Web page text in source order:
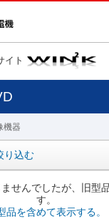
イト
機器
り込む
せんでしたが、旧型
す。
品を含めて表示する。